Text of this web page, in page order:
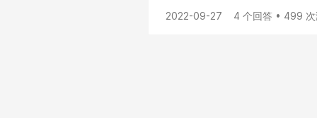
2022-09-27 4 个回答 • 499